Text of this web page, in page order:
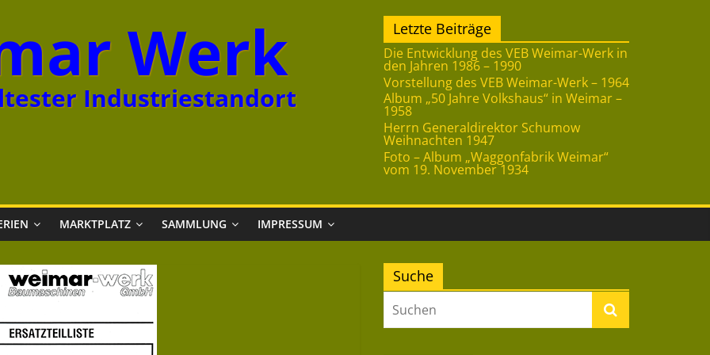
Werk
Industriestandort
Letzte Beiträge
Die Entwicklung des VEB Weimar-Werk in
den Jahren 1986 – 1990
Vorstellung des VEB Weimar-Werk – 1964
Album „50 Jahre Volkshaus“ in Weimar –
1958
Herrn Generaldirektor Schumow
Weihnachten 1947
Foto – Album „Waggonfabrik Weimar“
vom 19. November 1934
MARKTPLATZ SAMMLUNG IMPRESSUM
Suche